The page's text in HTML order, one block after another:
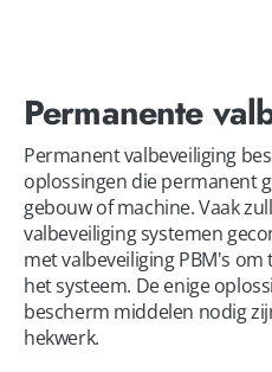
Permanente
Permanent valbeveiliging
oplossingen die permanent
gebouw of machine. Vaak
valbeveiliging systemen
met valbeveiliging PBM's
het systeem. De enige
bescherm middelen nodig
hekwerk.